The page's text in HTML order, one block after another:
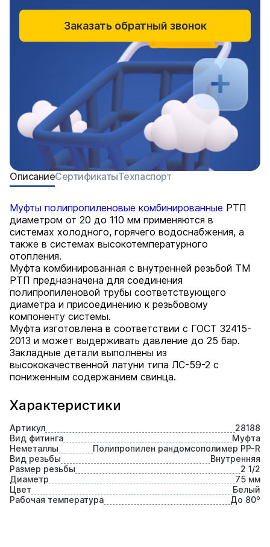
Характеристики
Артикул
28188
Вид фитинга
Муфта
Неметаллы
Полипропилен рандомсополимер PP-R
Вид резьбы
Внутренняя
Размер резьбы
2 1/2
Диаметр
75 мм
Цвет
Белый
Рабочая температура
До 80⁰
ОписаниеСертификатыТехпаспорт
Муфты полипропиленовые комбинированные РТП
диаметром от 20 до 110 мм применяются в
системах холодного, горячего водоснабжения, а
также в системах высокотемпературного
отопления.
Муфта комбинированная с внутренней резьбой ТМ
РТП предназначена для соединения
полипропиленовой трубы соответствующего
диаметра и присоединению к резьбовому
компоненту системы.
Муфта изготовлена в соответствии с ГОСТ 32415-
2013 и может выдерживать давление до 25 бар.
Закладные детали выполнены из
высококачественной латуни типа ЛС-59-2 с
пониженным содержанием свинца.
Заказать обратный звонок